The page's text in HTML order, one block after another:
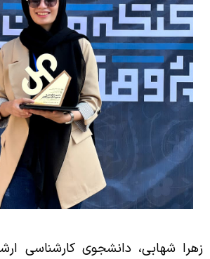
زهرا شهابی، دانشجوی کارشناسی